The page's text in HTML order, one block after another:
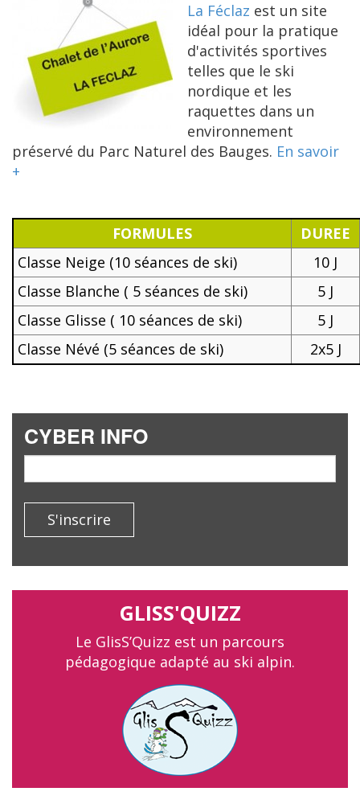
La Féclaz est un site
idéal pour la pratique
d'activités sportives
telles que le ski
nordique et les
raquettes dans un
environnement
préservé du Parc Naturel des Bauges. En savoir
+
FORMULES
DUREE
Classe Neige (10 séances de ski)
10 J
Classe Blanche ( 5 séances de ski)
5 J
Classe Glisse ( 10 séances de ski)
5 J
Classe Névé (5 séances de ski)
2x5 J
CYBER INFO
S'inscrire
GLISS'QUIZZ
Le GlisS’Quizz est un parcours
pédagogique adapté au ski alpin.